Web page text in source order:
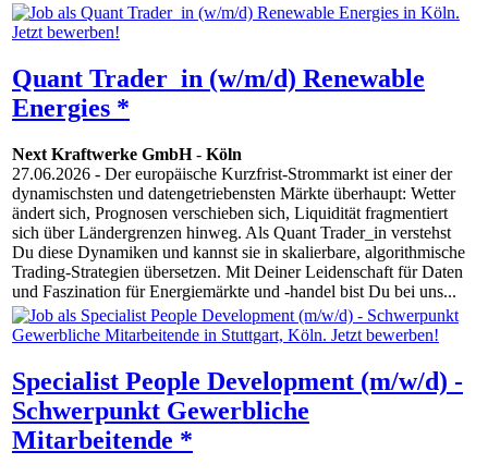
Quant Trader_in (w/m/d) Renewable
Energies *
Next Kraftwerke GmbH- Köln
27.06.2026 - Der europäische Kurzfrist-Strommarkt ist einer der
dynamischsten und datengetriebensten Märkte überhaupt: Wetter
ändert sich, Prognosen verschieben sich, Liquidität fragmentiert
sich über Ländergrenzen hinweg. Als Quant Trader_in verstehst
Du diese Dynamiken und kannst sie in skalierbare, algorithmische
Trading-Strategien übersetzen. Mit Deiner Leidenschaft für Daten
und Faszination für Energiemärkte und -handel bist Du bei uns...
Specialist People Development (m/w/d) -
Schwerpunkt Gewerbliche
Mitarbeitende *